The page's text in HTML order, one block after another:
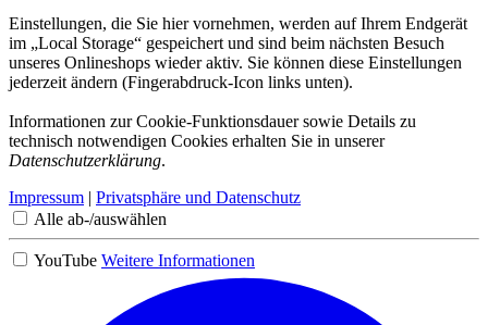
Einstellungen, die Sie hier vornehmen, werden auf Ihrem Endgerät
im „Local Storage“ gespeichert und sind beim nächsten Besuch
unseres Onlineshops wieder aktiv. Sie können diese Einstellungen
jederzeit ändern (Fingerabdruck-Icon links unten).
Informationen zur Cookie-Funktionsdauer sowie Details zu
technisch notwendigen Cookies erhalten Sie in unserer
Datenschutzerklärung.
Impressum | Privatsphäre und Datenschutz
Alle ab-/auswählen
YouTube Weitere Informationen